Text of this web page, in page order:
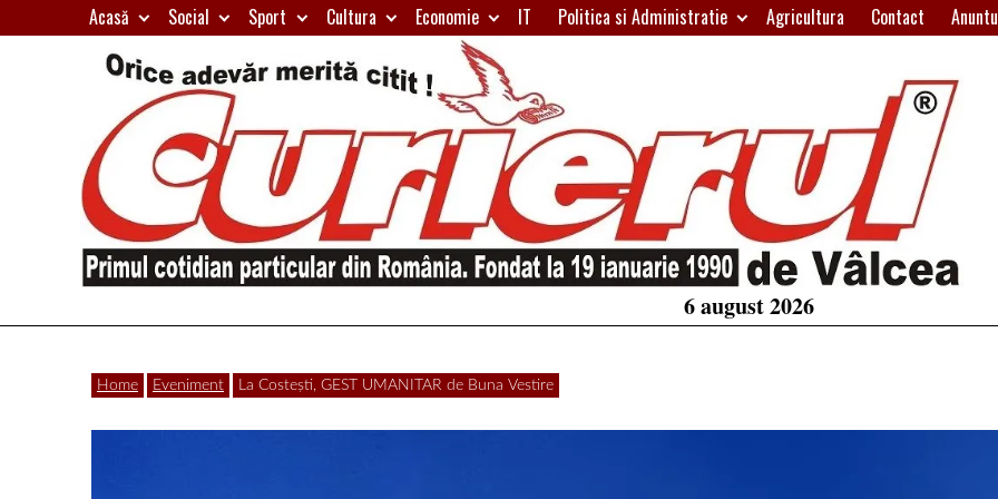
to
Acasă Social Sport Cultura Economie IT Politica si Administratie Agricultura Contact
Curierul
de
Primul
particular
din
6 august 2026
Home Eveniment La Costești, GEST UMANITAR de Buna Vestire